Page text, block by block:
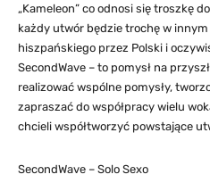
„Kameleon” co odnosi się troszkę
każdy utwór będzie trochę w
hiszpańskiego przez Polski i
SecondWave – to pomysł na
realizować wspólne pomysły,
zapraszać do współpracy wielu
chcieli współtworzyć powstające
SecondWave – Solo Sexo